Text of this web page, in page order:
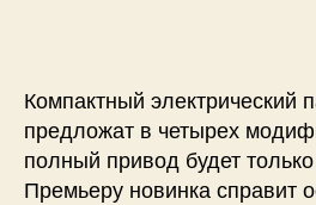
Компактный электрический
предложат в четырех
полный привод будет
Премьеру новинка справит